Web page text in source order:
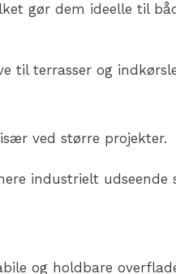
gør dem ideelle til
til terrasser og
ved større projekter.
industrielt
og holdbare